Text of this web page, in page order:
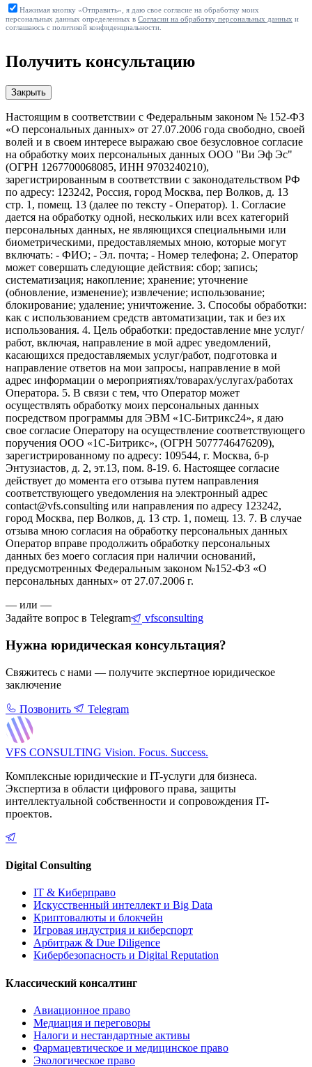
Нажимая кнопку «Отправить», я даю свое согласие на обработку моих
персональных данных определенных в Согласии на обработку персональных данных и
соглашаюсь с политикой конфиденциальности.
Получить консультацию
Закрыть
Настоящим в соответствии с Федеральным законом № 152-ФЗ
«О персональных данных» от 27.07.2006 года свободно, своей
волей и в своем интересе выражаю свое безусловное согласие
на обработку моих персональных данных ООО "Ви Эф Эс"
(ОГРН 1267700068085, ИНН 9703240210),
зарегистрированным в соответствии с законодательством РФ
по адресу: 123242, Россия, город Москва, пер Волков, д. 13
стр. 1, помещ. 13 (далее по тексту - Оператор). 1. Согласие
дается на обработку одной, нескольких или всех категорий
персональных данных, не являющихся специальными или
биометрическими, предоставляемых мною, которые могут
включать: - ФИО; - Эл. почта; - Номер телефона; 2. Оператор
может совершать следующие действия: сбор; запись;
систематизация; накопление; хранение; уточнение
(обновление, изменение); извлечение; использование;
блокирование; удаление; уничтожение. 3. Способы обработки:
как с использованием средств автоматизации, так и без их
использования. 4. Цель обработки: предоставление мне услуг/
работ, включая, направление в мой адрес уведомлений,
касающихся предоставляемых услуг/работ, подготовка и
направление ответов на мои запросы, направление в мой
адрес информации о мероприятиях/товарах/услугах/работах
Оператора. 5. В связи с тем, что Оператор может
осуществлять обработку моих персональных данных
посредством программы для ЭВМ «1С-Битрикс24», я даю
свое согласие Оператору на осуществление соответствующего
поручения ООО «1С-Битрикс», (ОГРН 5077746476209),
зарегистрированному по адресу: 109544, г. Москва, б-р
Энтузиастов, д. 2, эт.13, пом. 8-19. 6. Настоящее согласие
действует до момента его отзыва путем направления
соответствующего уведомления на электронный адрес
contact@vfs.consulting или направления по адресу 123242,
город Москва, пер Волков, д. 13 стр. 1, помещ. 13. 7. В случае
отзыва мною согласия на обработку персональных данных
Оператор вправе продолжить обработку персональных
данных без моего согласия при наличии оснований,
предусмотренных Федеральным законом №152-ФЗ «О
персональных данных» от 27.07.2006 г.
— или —
Задайте вопрос в Telegram
vfsconsulting
Нужна юридическая консультация?
Свяжитесь с нами — получите экспертное юридическое
заключение
Позвонить Telegram
VFS CONSULTING Vision. Focus. Success.
Комплексные юридические и IT-услуги для бизнеса.
Экспертиза в области цифрового права, защиты
интеллектуальной собственности и сопровождения IT-
проектов.
Digital Consulting
IT & Киберправо
Искусственный интеллект и Big Data
Криптовалюты и блокчейн
Игровая индустрия и киберспорт
Арбитраж & Due Diligence
Кибербезопасность и Digital Reputation
Классический консалтинг
Авиационное право
Медиация и переговоры
Налоги и нестандартные активы
Фармацевтическое и медицинское право
Экологическое право